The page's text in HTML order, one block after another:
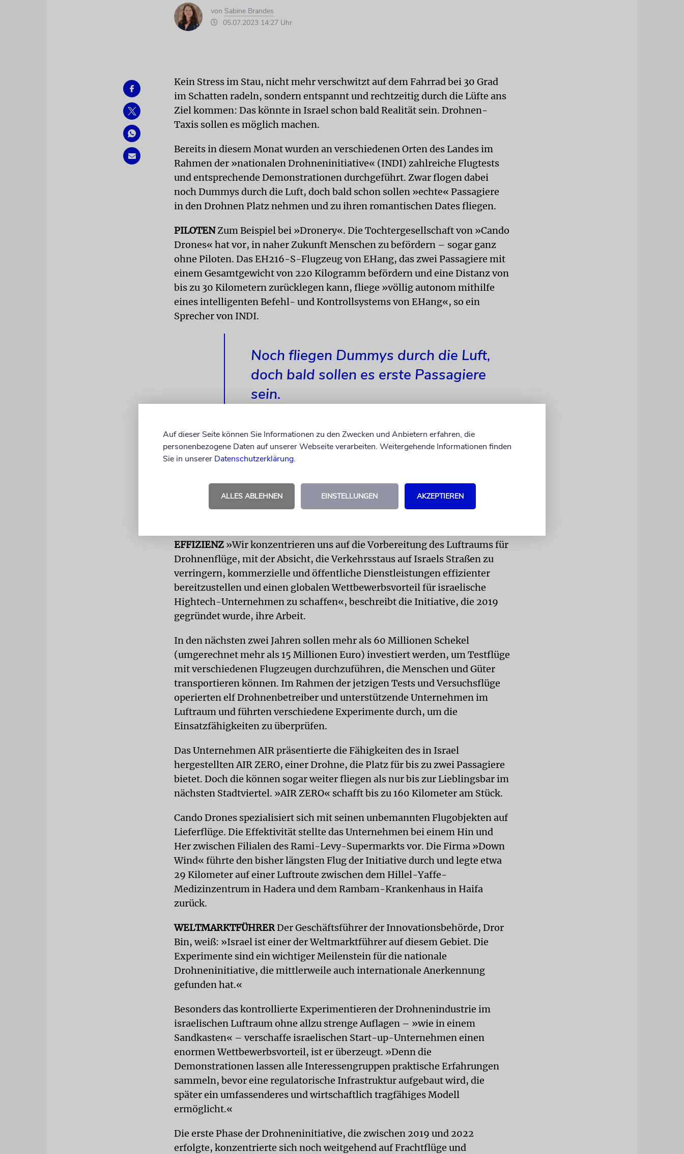
von Sabine Brandes
05.07.2023 14:27 Uhr
Kein Stress im Stau, nicht mehr verschwitzt auf dem Fahrrad bei 30 Grad
im Schatten radeln, sondern entspannt und rechtzeitig durch die Lüfte ans
Ziel kommen: Das könnte in Israel schon bald Realität sein. Drohnen-
Taxis sollen es möglich machen.
Bereits in diesem Monat wurden an verschiedenen Orten des Landes im
Rahmen der »nationalen Drohneninitiative« (INDI) zahlreiche Flugtests
und entsprechende Demons­trationen durchgeführt. Zwar flogen dabei
noch Dummys durch die Luft, doch bald schon sollen »echte« Passagiere
in den Drohnen Platz nehmen und zu ihren romantischen Dates fliegen.
PILOTENZum Beispiel bei »Dronery«. Die Tochtergesellschaft von »Cando
Drones« hat vor, in naher Zukunft Menschen zu befördern – sogar ganz
ohne Piloten. Das EH216-S-Flugzeug von EHang, das zwei Passagiere mit
einem Gesamtgewicht von 220 Kilogramm befördern und eine Distanz von
bis zu 30 Kilometern zurücklegen kann, fliege »völlig autonom mithilfe
eines intelligenten Befehl- und Kontrollsystems von EHang«, so ein
Sprecher von INDI.
Noch fliegen Dummys durch die Luft,
doch bald sollen es erste Passagiere
sein.
Bei der Drohneninitiative handelt es sich um eine Partnerschaft zwischen
Regierungsstellen unter der Leitung des Verkehrsministeriums, der
Ayalon und der Zivilluftfahrtbehörde. Das Ziel sei die »Unterstützung und
Förderung eines Ökosystems durch Technologie, Regulierung und
EFFIZIENZ »Wir konzentrieren uns auf die Vorbereitung des Luftraums für
Drohnenflüge, mit der Absicht, die Verkehrsstaus auf Israels Straßen zu
verringern, kommerzielle und öffentliche Dienstleistungen effizienter
bereitzustellen und einen globalen Wettbewerbsvorteil für israelische
Hightech-Unternehmen zu schaffen«, beschreibt die Initiative, die 2019
gegründet wurde, ihre Arbeit.
In den nächsten zwei Jahren sollen mehr als 60 Millionen Schekel
(umgerechnet mehr als 15 Millionen Euro) investiert werden, um Testflüge
mit verschiedenen Flugzeugen durchzuführen, die Menschen und Güter
transportieren können. Im Rahmen der jetzigen Tests und Versuchsflüge
operierten elf Drohnenbetreiber und unterstützende Unternehmen im
Luftraum und führten verschiedene Experimente durch, um die
Einsatzfähigkeiten zu überprüfen.
Das Unternehmen AIR präsentierte die Fähigkeiten des in Israel
hergestellten AIR ZERO, einer Drohne, die Platz für bis zu zwei Passagiere
bietet. Doch die können sogar weiter fliegen als nur bis zur Lieblingsbar im
nächsten Stadtviertel. »AIR ZERO« schafft bis zu 160 Kilometer am Stück.
Cando Drones spezialisiert sich mit seinen unbemannten Flugobjekten auf
Lieferflüge. Die Effektivität stellte das Unternehmen bei einem Hin und
Her zwischen Filialen des Rami-Levy-Supermarkts vor. Die Firma »Down
Wind« führte den bisher längsten Flug der Initiative durch und legte etwa
29 Kilometer auf einer Luftroute zwischen dem Hillel-Yaffe-
Medizinzentrum in Hadera und dem Rambam-Krankenhaus in Haifa
zurück.
WELTMARKTFÜHRERDer Geschäftsführer der Innovationsbehörde, Dror
Bin, weiß: »Israel ist einer der Weltmarktführer auf diesem Gebiet. Die
Experimente sind ein wichtiger Meilenstein für die nationale
Drohneninitiative, die mittlerweile auch internationale Anerkennung
gefunden hat.«
Besonders das kontrollierte Experimentieren der Drohnenindustrie im
israelischen Luftraum ohne allzu strenge Auflagen – »wie in einem
Sandkasten« – verschaffe israelischen Start-up-Unternehmen einen
enormen Wettbewerbsvorteil, ist er überzeugt. »Denn die
Demonstrationen lassen alle Interessengruppen praktische Erfahrungen
sammeln, bevor eine regulatorische Infrastruktur aufgebaut wird, die
später ein umfassenderes und wirtschaftlich tragfähiges Modell
ermöglicht.«
Die erste Phase der Drohneninitiative, die zwischen 2019 und 2022
erfolgte, konzentrierte sich noch weitgehend auf Frachtflüge und
Auf dieser Seite können Sie Informationen zu den Zwecken und Anbietern erfahren, die
personenbezogene Daten auf unserer Webseite verarbeiten. Weitergehende Informationen finden
Sie in unserer Datenschutzerklärung.
ALLES ABLEHNEN EINSTELLUNGEN AKZEPTIEREN